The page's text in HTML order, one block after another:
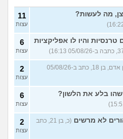
בן
13
עצות
20
עצות
6
עצות
בן
9
עצות
3
עצות
מה לעשות? 11
עצות
טרנסיות והיו לו אפליקציות
6
עצות
(בן אדם, בן 18, כתב ב-05/08/26
2
עצות
בלע את הלשון? 6
עצות
לא מרשים
(כ, בן 21, כתב
2
עצות